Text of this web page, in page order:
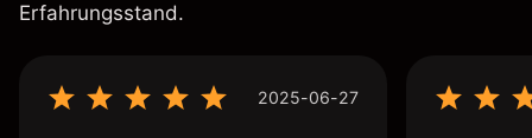
Erfahrungsstand.
2025-06-27